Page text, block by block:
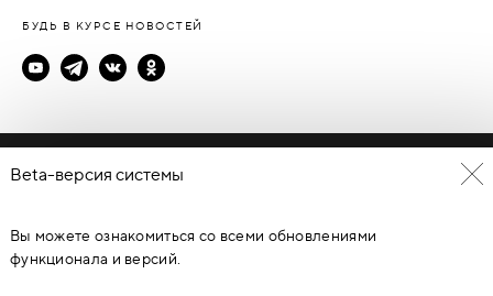
БУДЬ В КУРСЕ НОВОСТЕЙ
Политика конфиденциальности
© Каталог дверей - DverProf, 2021-2026Материалы сайта
являются объектами авторского права. Запрещается
копирование, распространение, любое использование
Beta-версия системы
Вы можете ознакомиться со всеми обновлениями
функционала и версий.